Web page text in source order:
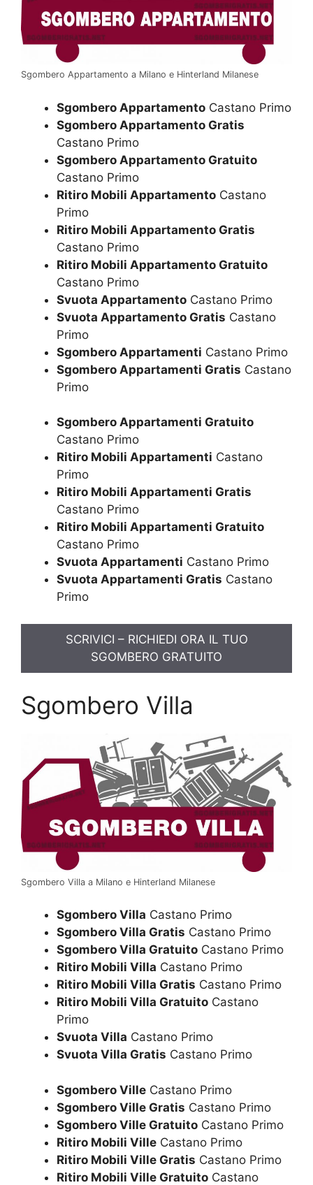
Sgombero Appartamento a Milano e Hinterland Milanese
Sgombero Appartamento Castano Primo
Sgombero Appartamento Gratis
Castano Primo
Sgombero Appartamento Gratuito
Castano Primo
Ritiro Mobili Appartamento Castano
Primo
Ritiro Mobili Appartamento Gratis
Castano Primo
Ritiro Mobili Appartamento Gratuito
Castano Primo
Svuota Appartamento Castano Primo
Svuota Appartamento Gratis Castano
Primo
Sgombero Appartamenti Castano Primo
Sgombero Appartamenti Gratis Castano
Primo
Sgombero Appartamenti Gratuito
Castano Primo
Ritiro Mobili Appartamenti Castano
Primo
Ritiro Mobili Appartamenti Gratis
Castano Primo
Ritiro Mobili Appartamenti Gratuito
Castano Primo
Svuota Appartamenti Castano Primo
Svuota Appartamenti Gratis Castano
Primo
SCRIVICI – RICHIEDI ORA IL TUO
SGOMBERO GRATUITO
Sgombero Villa
Sgombero Villa a Milano e Hinterland Milanese
Sgombero Villa Castano Primo
Sgombero Villa Gratis Castano Primo
Sgombero Villa Gratuito Castano Primo
Ritiro Mobili Villa Castano Primo
Ritiro Mobili Villa Gratis Castano Primo
Ritiro Mobili Villa Gratuito Castano
Primo
Svuota Villa Castano Primo
Svuota Villa Gratis Castano Primo
Sgombero Ville Castano Primo
Sgombero Ville Gratis Castano Primo
Sgombero Ville Gratuito Castano Primo
Ritiro Mobili Ville Castano Primo
Ritiro Mobili Ville Gratis Castano Primo
Ritiro Mobili Ville Gratuito Castano